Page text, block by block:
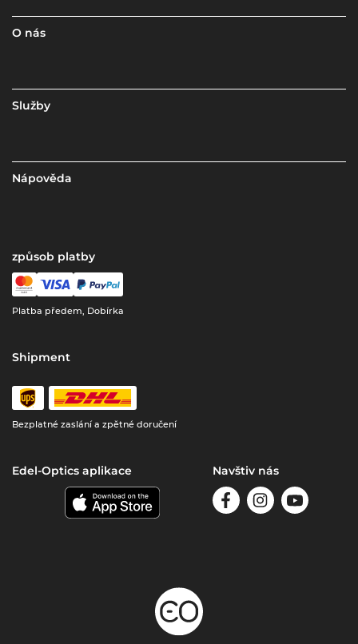
O nás
Služby
Nápověda
způsob platby
Platba předem, Dobírka
Shipment
Bezplatné zaslání a zpětné doručení
Edel-Optics aplikace Navštiv nás